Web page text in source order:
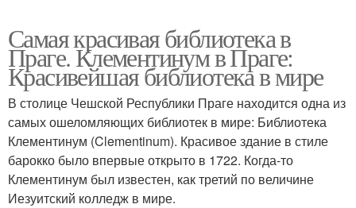
Самая красивая библиотека в
Праге. Клементинум в Праге:
Красивейшая библиотека в мире
В столице Чешской Республики Праге находится одна из
самых ошеломляющих библиотек в мире: Библиотека
Клементинум (Clementinum). Красивое здание в стиле
барокко было впервые открыто в 1722. Когда-то
Клементинум был известен, как третий по величине
Иезуитский колледж в мире.